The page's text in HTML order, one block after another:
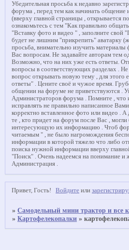
Убедительная просьба к недавно
форума , перед тем как начинать
(вверху главной страницы , открывается
ознакомьтесь с тем "Как правильно
"Вставку фото и видео " , заполните свой
будет не лишним "прикрепить" аватарку
просьба, внимательно изучить
Вас вопросам. Не задавайте авторам тем
Возможно, что на них уже есть ответы.
вопросы в соответствующих разделах .
вопрос открывать новую тему , для этого
ответы" . Цените своё и чужое время.
общении на форуме не приветствуются .
Администраторов форума . Помните , что
исправлять не правильно написанное
корректно вставленное фото или видео . А
те , кто придет на форум после Вас , могли
интересующую их информацию . Чтоб
читаемым " , не было нагромождения
информации в которой тяжело что либо
поиска нужной информации вверху
"Поиск" . Очень надеемся на понимание и
Администрация .
Привет, Гость! Войдите или
»Самодельный мини трактор и все
»Картофелекопалки »